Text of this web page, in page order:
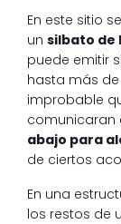
En este sitio
un silbato de
puede emitir
hasta más
improbable
comunicaran
abajo para
de ciertos
En una
los restos de